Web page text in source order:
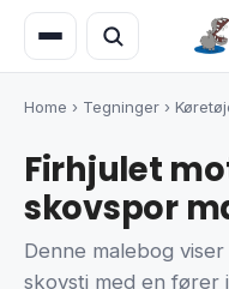
Home › Tegninger ›
Firhjulet
skovspor
Denne malebog
skovsti med en fører